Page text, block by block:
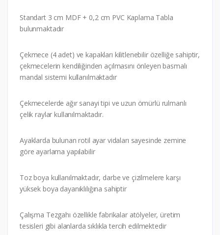
Standart 3 cm MDF + 0,2 cm PVC Kaplama Tabla
bulunmaktadır
Çekmece (4 adet) ve kapakları kilitlenebilir özelliğe sahiptir,
çekmecelerin kendiliğinden açılmasını önleyen basmalı
mandal sistemi kullanılmaktadır
Çekmecelerde ağır sanayi tipi ve uzun ömürlü rulmanlı
çelik raylar kullanılmaktadır.
Ayaklarda bulunan rotil ayar vidaları sayesinde zemine
göre ayarlama yapılabilir
Toz boya kullanılmaktadır, darbe ve çizilmelere karşı
yüksek boya dayanıklılığına sahiptir
Çalışma Tezgahı özellikle fabrikalar atölyeler, üretim
tesisleri gibi alanlarda sıklıkla tercih edilmektedir